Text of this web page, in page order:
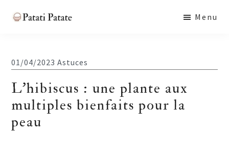
content
sidebar
Menu
01/04/2023 Astuces
L’hibiscus : une plante aux
multiples bienfaits pour la
peau